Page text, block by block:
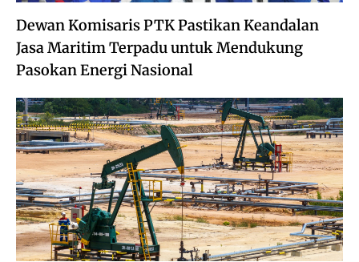
Dewan Komisaris PTK Pastikan Keandalan
Jasa Maritim Terpadu untuk Mendukung
Pasokan Energi Nasional